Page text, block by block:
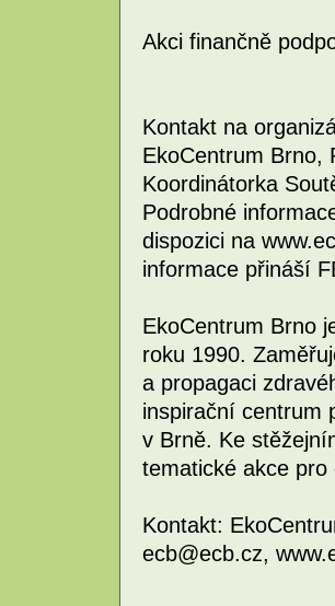
Akci finančně
Kontakt na
EkoCentrum Brno,
Koordinátorka
Podrobné
dispozici na
informace přináší
EkoCentrum Brno
roku 1990.
a propagaci
inspirační centrum
v Brně. Ke
tematické akce
Kontakt:
ecb@ecb.cz,